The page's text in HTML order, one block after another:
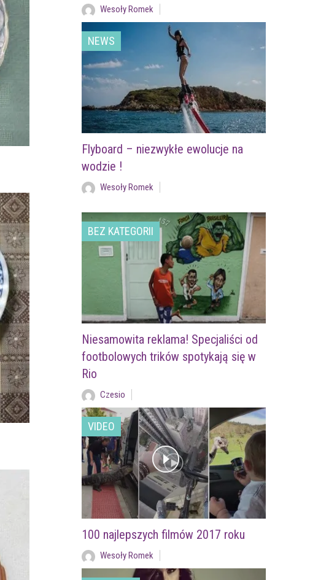
Wesoły Romek
NEWS
Flyboard – niezwykłe ewolucje na
wodzie !
Wesoły Romek
BEZ KATEGORII
Niesamowita reklama! Specjaliści od
footbolowych trików spotykają się w
Rio
Czesio
VIDEO
100 najlepszych filmów 2017 roku
Wesoły Romek